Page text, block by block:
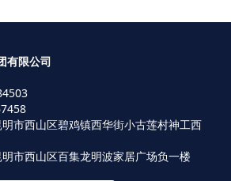
有限公司
市西山区碧鸡镇西华街小古莲村神工西
市西山区百集龙明波家居广场负一楼